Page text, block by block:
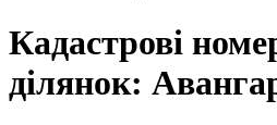
Кадастрові
ділянок: